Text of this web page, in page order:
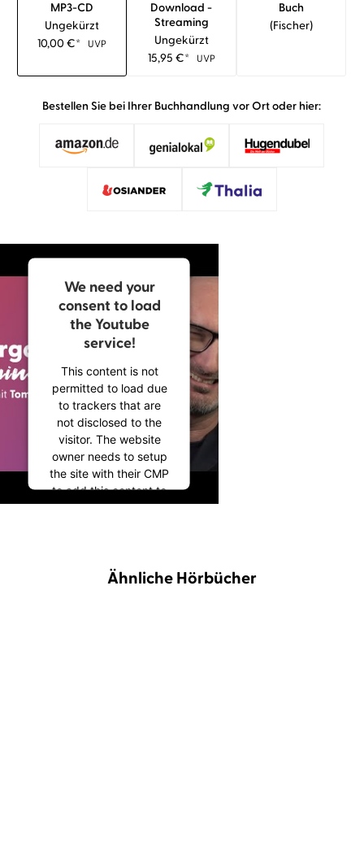
MP3-CD
Ungekürzt
10,00 €* UVP
Download -
Streaming
Ungekürzt
15,95 €* UVP
Buch
(fischer)
Bestellen Sie bei Ihrer Buchhandlung vor Ort oder hier:
We need your
consent to load
the Youtube
service!
This content is not
permitted to load due
to trackers that are
not disclosed to the
visitor. The website
owner needs to setup
the site with their CMP
to add this content to
the list of technologies
Management
Ähnliche Hörbücher